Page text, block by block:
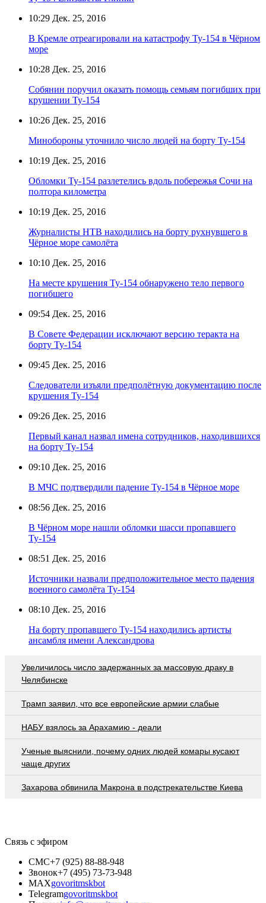
10:29 Дек. 25, 2016
В Кремле отреагировали на катастрофу Ту-154 в Чёрном
море
10:28 Дек. 25, 2016
Собянин поручил оказать помощь семьям погибших при
крушении Ту-154
10:26 Дек. 25, 2016
Минобороны уточнило число людей на борту Ту-154
10:19 Дек. 25, 2016
Обломки Ту-154 разлетелись вдоль побережья Сочи на
полтора километра
10:19 Дек. 25, 2016
Журналисты НТВ находились на борту рухнувшего в
Чёрное море самолёта
10:10 Дек. 25, 2016
На месте крушения Ту-154 обнаружено тело первого
погибшего
09:54 Дек. 25, 2016
В Совете Федерации исключают версию теракта на
борту Ту-154
09:45 Дек. 25, 2016
Следователи изъяли предполётную документацию после
крушения Ту-154
09:26 Дек. 25, 2016
Первый канал назвал имена сотрудников, находившихся
на борту Ту-154
09:10 Дек. 25, 2016
В МЧС подтвердили падение Ту-154 в Чёрное море
08:56 Дек. 25, 2016
В Чёрном море нашли обломки шасси пропавшего
Ту-154
08:51 Дек. 25, 2016
Источники назвали предположительное место падения
военного самолёта Ту-154
08:10 Дек. 25, 2016
На борту пропавшего Ту-154 находились артисты
ансамбля имени Александрова
Увеличилось число задержанных за массовую драку в
Челябинске
Трамп заявил, что все европейские армии слабые
НАБУ взялось за Арахамию - деали
Ученые выяснили, почему одних людей комары кусают
чаще других
Захарова обвинила Макрона в подстрекательстве Киева
Связь с эфиром
СМС+7 (925) 88-88-948
Звонок+7 (495) 73-73-948
MAXgovoritmskbot
Telegramgovoritmskbot